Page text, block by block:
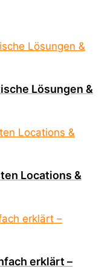
Lösungen &
Locations &
erklärt –